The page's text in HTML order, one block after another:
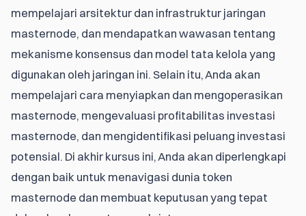
mempelajari arsitektur dan infrastruktur jaringan
masternode, dan mendapatkan wawasan tentang
mekanisme konsensus dan model tata kelola yang
digunakan oleh jaringan ini. Selain itu, Anda akan
mempelajari cara menyiapkan dan mengoperasikan
masternode, mengevaluasi profitabilitas investasi
masternode, dan mengidentifikasi peluang investasi
potensial. Di akhir kursus ini, Anda akan diperlengkapi
dengan baik untuk menavigasi dunia token
masternode dan membuat keputusan yang tepat